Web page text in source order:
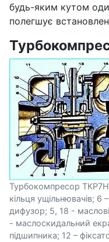
будь-яким кутом
полегшує
Турбокомпресор
кільця ущільнювачів;
дифузор; 5, 18 -
- маслоскидальний
підшипника; 12 –